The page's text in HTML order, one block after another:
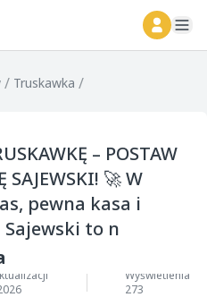
/ Truskawka /
– POSTAW
SAJEWSKI! 🚀 W
pewna kasa i
to n
Wyświetlenia
273